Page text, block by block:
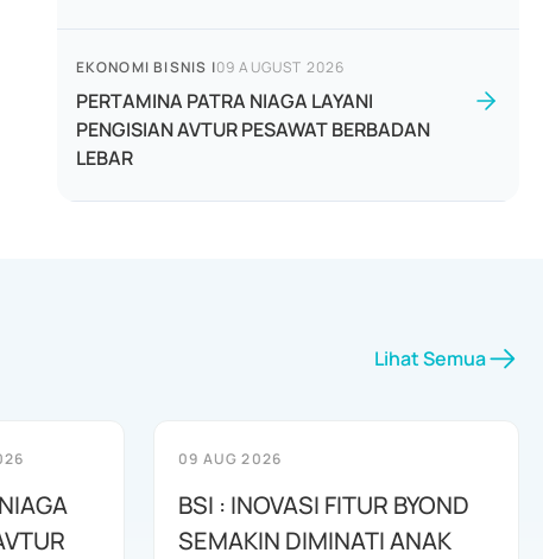
EKONOMI BISNIS |09 AUGUST 2026
PERTAMINA PATRA NIAGA LAYANI
PENGISIAN AVTUR PESAWAT BERBADAN
LEBAR
Lihat Semua
09 AUG 2026
BSI : INOVASI FITUR BYOND
SEMAKIN DIMINATI ANAK